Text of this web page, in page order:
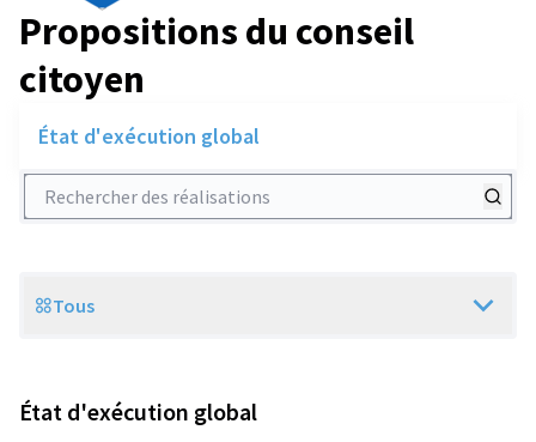
Propositions du conseil
citoyen
État d'exécution global
Rechercher des réalisations
Scope
Tous
État d'exécution global